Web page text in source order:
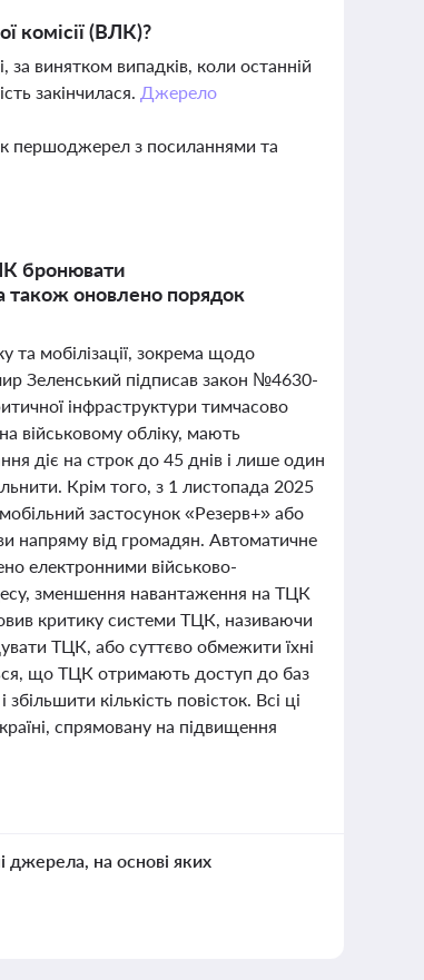
комісії (ВЛК)?
за винятком випадків, коли останній
закінчилася. Джерело
першоджерел з посиланнями та
бронювати
також оновлено порядок
та мобілізації, зокрема щодо
Зеленський підписав закон №4630-
інфраструктури тимчасово
військовому обліку, мають
діє на строк до 45 днів і лише один
Крім того, з 1 листопада 2025
застосунок «Резерв+» або
напряму від громадян. Автоматичне
електронними військово-
зменшення навантаження на ТЦК
критику системи ТЦК, називаючи
ТЦК, або суттєво обмежити їхні
що ТЦК отримають доступ до баз
кількість повісток. Всі ці
спрямовану на підвищення
джерела, на основі яких